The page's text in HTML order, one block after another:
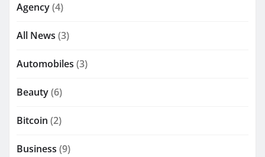
Agency(4)
All News (3)
Automobiles (3)
Beauty(6)
Bitcoin (2)
Business (9)